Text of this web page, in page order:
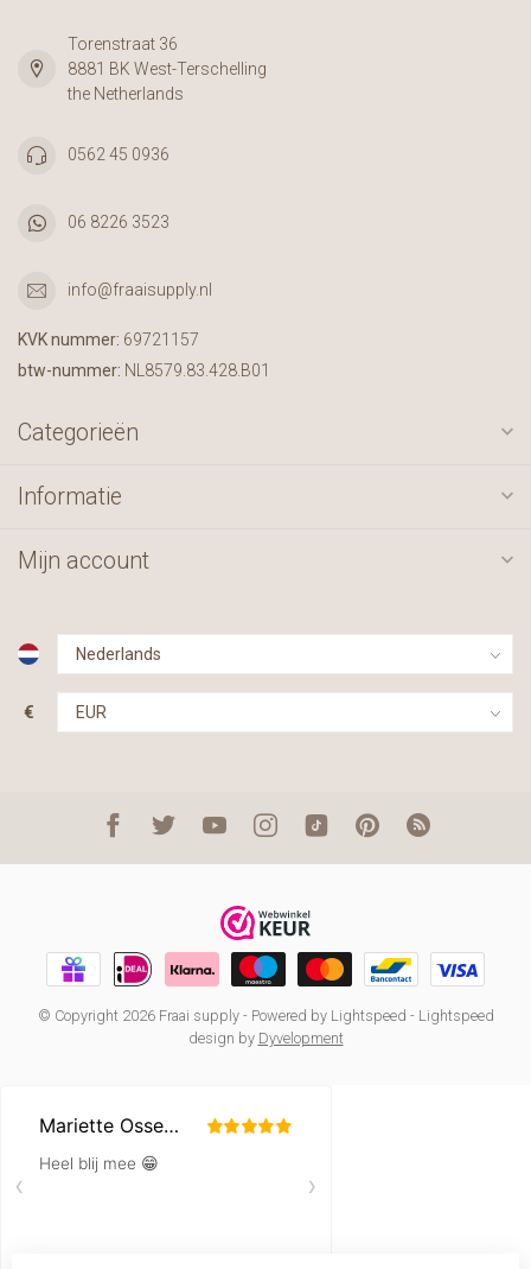
Torenstraat 36
8881 BK West-Terschelling
the Netherlands
0562 45 0936
06 8226 3523
info@fraaisupply.nl
KVK nummer: 69721157
btw-nummer: NL8579.83.428.B01
Categorieën
Informatie
Mijn account
€
© Copyright 2026 Fraai supply- Powered by Lightspeed - Lightspeed
design by Dyvelopment